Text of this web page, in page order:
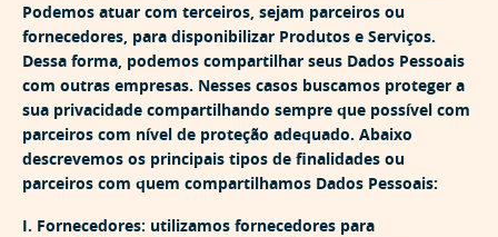
Podemos atuar com terceiros, sejam parceiros ou
fornecedores, para disponibilizar Produtos e Serviços.
Dessa forma, podemos compartilhar seus Dados Pessoais
com outras empresas. Nesses casos buscamos proteger a
sua privacidade compartilhando sempre que possível com
parceiros com nível de proteção adequado. Abaixo
descrevemos os principais tipos de finalidades ou
parceiros com quem compartilhamos Dados Pessoais:
I. Fornecedores: utilizamos fornecedores para